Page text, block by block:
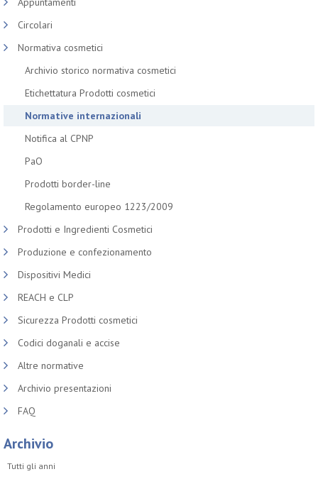
Circolari
Normativa cosmetici
Archivio storico normativa cosmetici
Etichettatura Prodotti cosmetici
Normative internazionali
Notifica al CPNP
PaO
Prodotti border-line
Regolamento europeo 1223/2009
Prodotti e Ingredienti Cosmetici
Produzione e confezionamento
Dispositivi Medici
REACH e CLP
Sicurezza Prodotti cosmetici
Codici doganali e accise
Altre normative
Archivio presentazioni
FAQ
Archivio
Tutti gli anni